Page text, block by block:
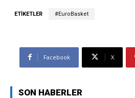
ETIKETLER #EuroBasket
Facebook X
SON HABERLER